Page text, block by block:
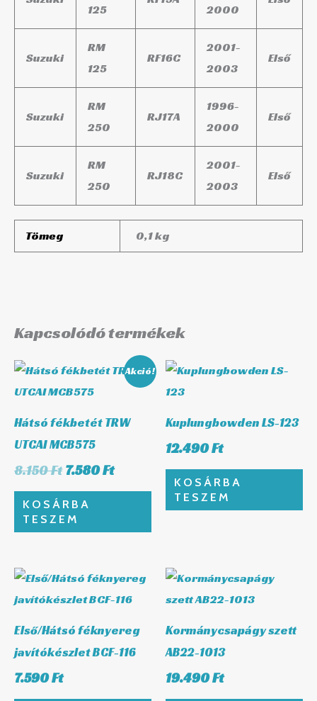
125 2000
Suzuki
RM
125
RF16C
2001-
2003
Első
Suzuki
RM
250
RJ17A
1996-
2000
Első
Suzuki
RM
250
RJ18C
2001-
2003
Első
Tömeg 0,1 kg
Kapcsolódó termékek
Akció!
Hátsó fékbetét TRW
UTCAI MCB575
8.150Ft
Original
price
8.150 Ft.
7.580Ft
Current
price
7.580 Ft.
KOSÁRBA
TESZEM
Kuplungbowden LS-123
12.490Ft
KOSÁRBA
TESZEM
Első/Hátsó féknyereg
javítókészlet BCF-116
7.590Ft
Kormánycsapágy szett
AB22-1013
19.490Ft